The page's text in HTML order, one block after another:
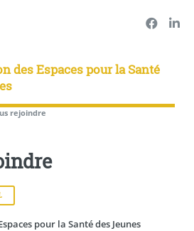
des Espaces pour la Santé
rejoindre
pour la Santé des Jeunes